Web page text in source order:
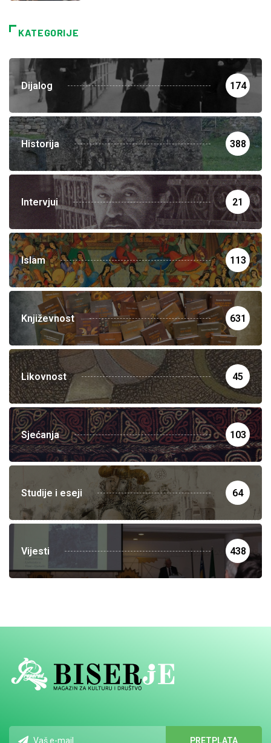
KATEGORIJE
Dijalog 174
Historija 388
Intervjui 21
Islam 113
Književnost 631
Likovnost 45
Sjećanja 103
Studije i eseji 64
Vijesti 438